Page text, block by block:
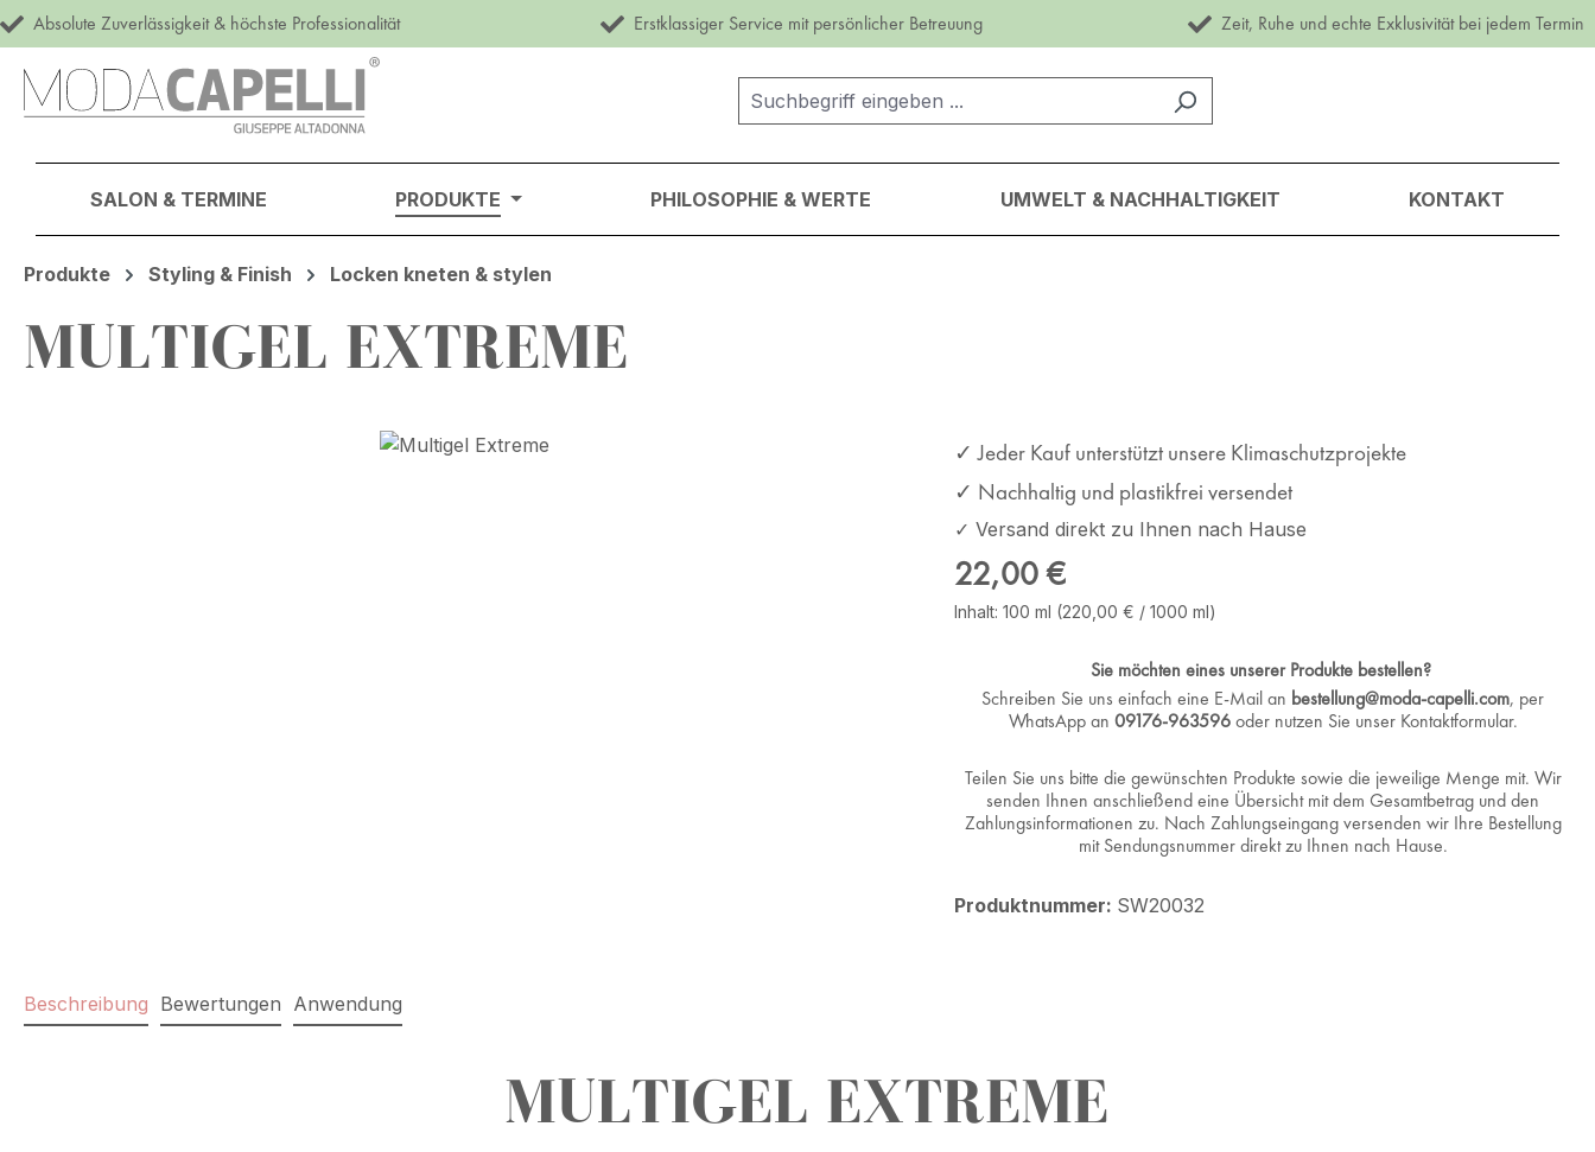
Hauptinhalt springen
Zur Suche springen
Zur Hauptnavigation springen
Absolute Zuverlässigkeit & höchste Professionalität Erstklassiger Service mit persönlicher Betreuung Zeit, Ruhe und echte Exklusivität bei jedem Termin
SALON & TERMINE PRODUKTE PHILOSOPHIE & WERTE UMWELT & NACHHALTIGKEIT KONTAKT
Produkte Styling & Finish Locken kneten & stylen
MULTIGEL EXTREME
✓ Jeder Kauf unterstützt unsere Klimaschutzprojekte
✓ Nachhaltig und plastikfrei versendet
✓ Versand direkt zu Ihnen nach Hause
Regulärer Preis:
22,00 €
Inhalt: 100 ml (220,00 € / 1000 ml)
Sie möchten eines unserer Produkte bestellen?
Schreiben Sie uns einfach eine E-Mail an bestellung@moda-capelli.com, per
WhatsApp an 09176-963596oder nutzen Sie unser Kontaktformular.
Teilen Sie uns bitte die gewünschten Produkte sowie die jeweilige Menge mit. Wir
senden Ihnen anschließend eine Übersicht mit dem Gesamtbetrag und den
Zahlungsinformationen zu. Nach Zahlungseingang versenden wir Ihre Bestellung
mit Sendungsnummer direkt zu Ihnen nach Hause.
Produktnummer: SW20032
Beschreibung Bewertungen Anwendung
MULTIGEL EXTREME